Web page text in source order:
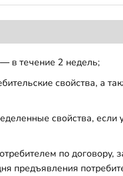
в течение 2 недель;
свойства, а
свойства,
по договору,
предъявления